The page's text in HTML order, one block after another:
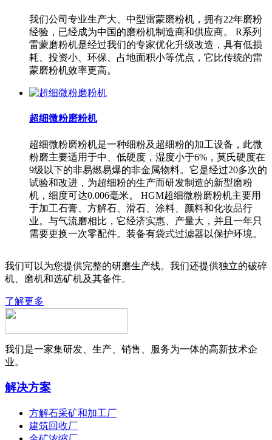
我们公司专业生产大、中型雷蒙磨粉机，拥有22年磨粉
经验，已经成为中国的磨粉机制造商和供应商。 R系列
雷蒙磨粉机是经过我们的专家优化升级改造，具有低损
耗、投资小、环保、占地面积小等优点，它比传统的雷
蒙磨粉机效率更高。
超细微粉磨粉机
超细微粉磨粉机是一种细粉及超细粉的加工设备，此微
粉磨主要适用于中、低硬度，湿度小于6%，莫氏硬度在
9级以下的非易燃易爆的非金属物料。它是经过20多次的
试验和改进，为超细粉的生产而研发制造的新型磨粉
机，细度可达0.006毫米。 HGM超细微粉磨粉机主要用
于加工石膏、方解石、滑石、涂料、颜料和化妆品行
业。与气流磨相比，它经济实惠、产量大，并且一年只
需要更换一次零配件。装备有袋式过滤器以保护环境。
我们可以为您提供完整的研磨生产线。我们还提供独立的破碎
机、磨机和选矿机及其备件。
了解更多
我们是一家集研发、生产、销售、服务为一体的高新技术企
业。
解决方案
方解石采矿和加工厂
建筑回收厂